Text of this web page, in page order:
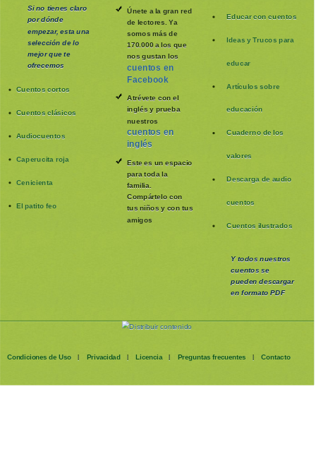
Si no tienes claro
por dónde
empezar, esta una
selección de lo
mejor que te
ofrecemos
Cuentos cortos
Cuentos clásicos
Audiocuentos
Caperucita roja
Cenicienta
El patito feo
Únete a la gran red
de lectores. Ya
somos más de
170.000 a los que
nos gustan los
cuentos en
Facebook
Atrévete con el
inglés y prueba
nuestros
cuentos en
inglés
Este es un espacio
para toda la
familia.
Compártelo con
tus niños y con tus
amigos
Educar con cuentos
Ideas y Trucos para
educar
Artículos sobre
educación
Cuaderno de los
valores
Descarga de audio
cuentos
Cuentos ilustrados
Y todos nuestros
cuentos se
puedendescargar
en formato PDF
Condiciones de Uso | Privacidad | Licencia | Preguntas frecuentes | Contacto